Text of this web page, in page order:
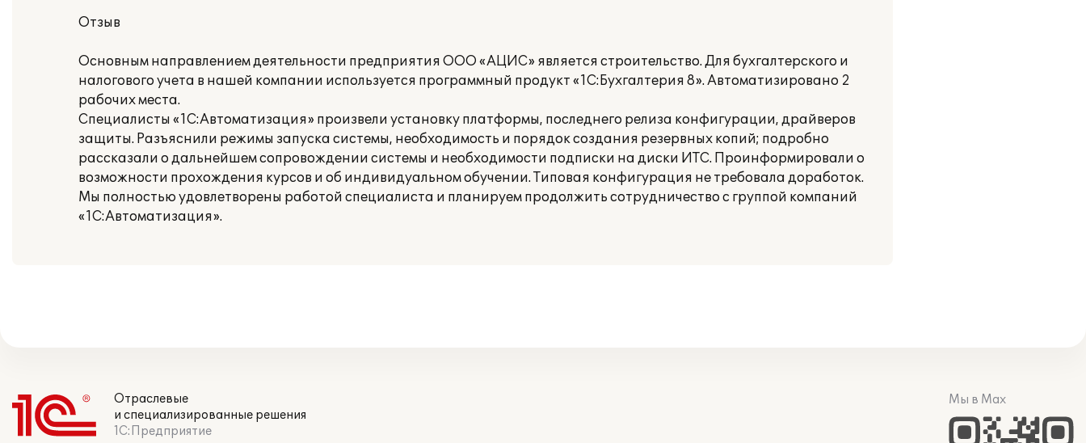
Отзыв
Основным направлением деятельности предприятия ООО «АЦИС» является строительство. Для бухгалтерского и
налогового учета в нашей компании используется программный продукт «1C:Бухгалтерия 8». Автоматизировано 2
рабочих места.
Специалисты «1С:Автоматизация» произвели установку платформы, последнего релиза конфигурации, драйверов
защиты. Разъяснили режимы запуска системы, необходимость и порядок создания резервных копий; подробно
рассказали о дальнейшем сопровождении системы и необходимости подписки на диски ИТС. Проинформировали о
возможности прохождения курсов и об индивидуальном обучении. Типовая конфигурация не требовала доработок.
Мы полностью удовлетворены работой специалиста и планируем продолжить сотрудничество с группой компаний
«1С:Автоматизация».
Отраслевые
и специализированные решения
1С:Предприятие
Мы в Max